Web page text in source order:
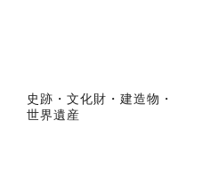
史跡・文化財・建造物・
世界遺産